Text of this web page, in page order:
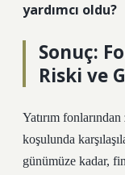
yardımcı oldu?
Sonuç:
Riski ve
Yatırım
koşulunda
günümüze kadar,